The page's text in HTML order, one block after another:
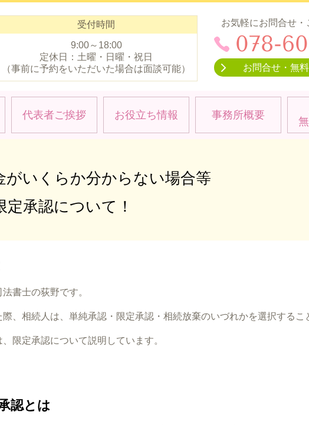
受付時間
9:00～18:00
定休日：土曜・日曜・祝日
（事前に予約をいただいた場合は面談可能）
お気軽にお問合せ
078-
お問合せ・無
代表者ご挨拶 お役立ち情報 事務所概要
がいくらか分からない場合等
承認について！
書士の荻野です。
、相続人は、単純承認・限定承認・相続放棄のいづれかを選択するこ
限定承認について説明しています。
認とは